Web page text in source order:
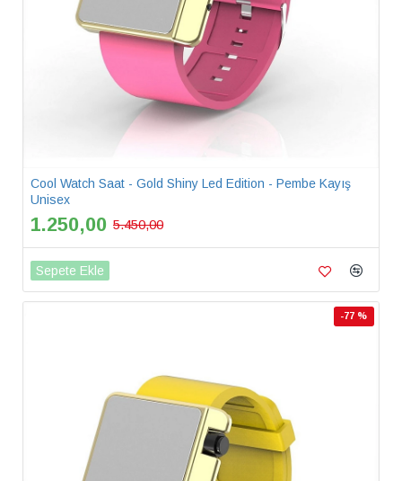
Cool Watch Saat - Gold Shiny Led Edition - Pembe Kayış
Unisex
1.250,00 5.450,00
Sepete Ekle
-77 %